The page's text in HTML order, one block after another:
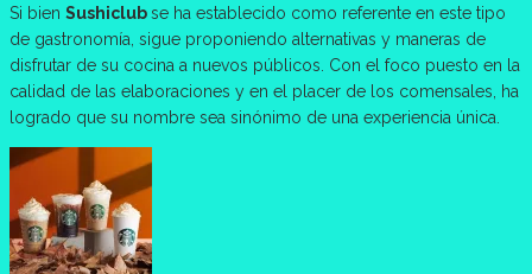
Si bien Sushiclubse ha establecido como referente en este tipo
de gastronomía, sigue proponiendo alternativas y maneras de
disfrutar de su cocina a nuevos públicos. Con el foco puesto en la
calidad de las elaboraciones y en el placer de los comensales, ha
logrado que su nombre sea sinónimo de una experiencia única.